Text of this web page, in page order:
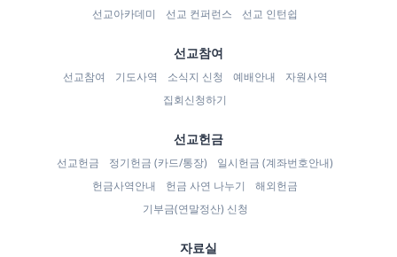
선교아카데미 선교 컨퍼런스 선교 인턴쉽
선교참여
선교참여 기도사역 소식지 신청 예배안내
자원사역
집회신청하기
선교헌금
선교헌금 정기헌금 (카드/통장)
일시헌금 (계좌번호안내)
헌금사역안내
헌금 사연 나누기
해외헌금
기부금(연말정산) 신청
자료실